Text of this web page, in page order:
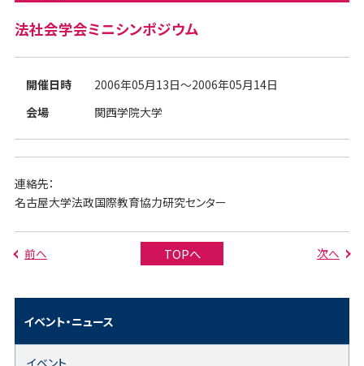
法社会学会ミニシンポジウム
開催日時
2006年05月13日～2006年05月14日
会場
関西学院大学
連絡先：
名古屋大学法政国際教育協力研究センター
前へ TOPへ 次へ
イベント・ニュース
イベント